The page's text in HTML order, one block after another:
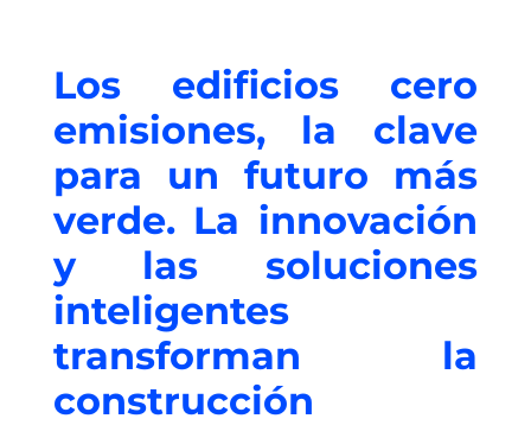
Los edificios cero
emisiones, la clave
para un futuro más
verde. La innovación
y las soluciones
inteligentes
transforman la
construcción